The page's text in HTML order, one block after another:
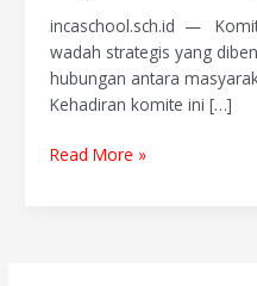
incaschool.sch.id —
wadah strategis yang
hubungan antara
Kehadiran komite ini […]
Read More »